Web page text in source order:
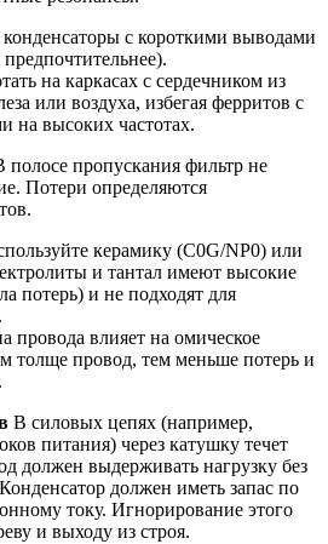
с короткими выводами
на каркасах с сердечником из
или воздуха, избегая ферритов с
на высоких частотах.
полосе пропускания фильтр не
Потери определяются
керамику (C0G/NP0) или
и тантал имеют высокие
потерь) и не подходят для
провода влияет на омическое
толще провод, тем меньше потерь и
В силовых цепях (например,
питания) через катушку течет
должен выдерживать нагрузку без
должен иметь запас по
току. Игнорирование этого
и выходу из строя.